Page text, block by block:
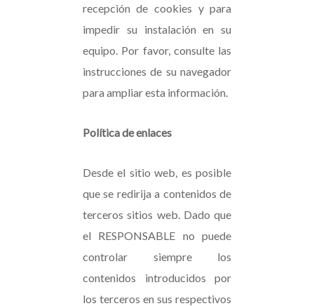
recepción de cookies y para
impedir su instalación en su
equipo. Por favor, consulte las
instrucciones de su navegador
para ampliar esta información.
Política de enlaces
Desde el sitio web, es posible
que se redirija a contenidos de
terceros sitios web. Dado que
el RESPONSABLE no puede
controlar siempre los
contenidos introducidos por
los terceros en sus respectivos